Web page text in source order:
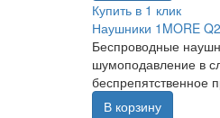
Купить в 1 клик
Наушники 1MORE
Беспроводные
шумоподавление в
беспрепятственное
В корзину